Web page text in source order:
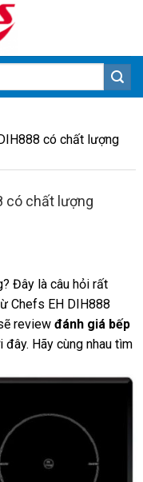
có chất lượng
có chất lượng
Đây là câu hỏi rất
Chefs EH DIH888
review đánh giá bếp
Hãy cùng nhau tìm